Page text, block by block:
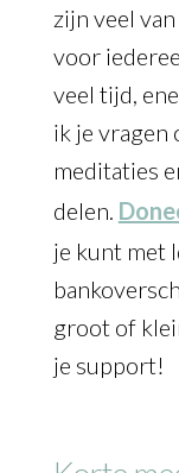
zijn veel
voor
veel tijd,
ik je vragen
meditaties
delen.
je kunt met
groot of
je support!